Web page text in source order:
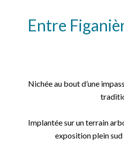
Entre
Nichée au bout d’une
Implantée sur un terrain
exposition plein sud